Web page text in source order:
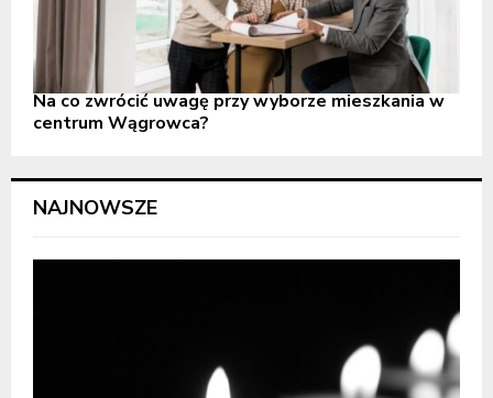
Na co zwrócić uwagę przy wyborze mieszkania w
centrum Wągrowca?
NAJNOWSZE